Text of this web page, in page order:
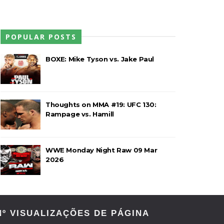
da WWE
de frases icónicas
Fight com arame farpado
títulos no Grand Slam Mexico
POPULAR POSTS
BOXE: Mike Tyson vs. Jake Paul
Thoughts on MMA #19: UFC 130:
Rampage vs. Hamill
WWE Monday Night Raw 09 Mar
2026
VISUALIZAÇÕES DE PÁGINA